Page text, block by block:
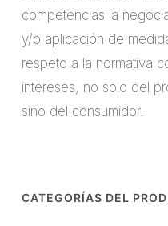
competencias la
y/o aplicación de
respeto a la normativa
intereses, no solo del
sino del consumidor.
CATEGORÍAS DEL